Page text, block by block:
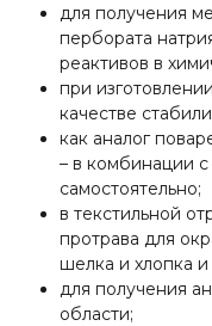
для получения
пербората
реактивов в
при
качестве
как аналог
– в комбинации
самостоятельно;
в текстильной
протрава для
шелка и хлопка
для получения
области;